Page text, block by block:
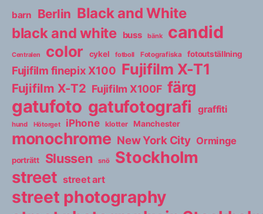
barn Berlin Black and White
black and white
buss bänk candid
Centralen color cykel fotboll Fotografiska fotoutställning
Fujifilm finepix X100 Fujifilm X-T1
Fujifilm X-T2 Fujifilm X100F färg
gatufoto gatufotografi graffiti
hund Hötorget iPhone klotter Manchester
monochrome New York City Orminge
porträtt Slussen snö Stockholm
street street art
street photography